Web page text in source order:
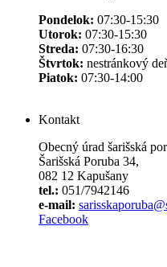
Pondelok: 07:30-15:30
Utorok: 07:30-15:30
Streda: 07:30-16:30
Štvrtok: nestránkový
Piatok: 07:30-14:00
Kontakt
Obecný úrad šarišská
Šarišská Poruba 34,
082 12 Kapušany
tel.: 051/7942146
e-mail:
Facebook